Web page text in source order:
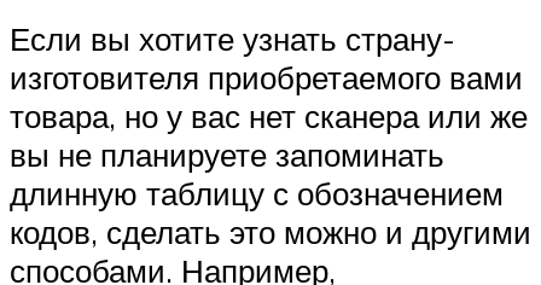
Если вы хотите узнать страну-
изготовителя приобретаемого вами
товара, но у вас нет сканера или же
вы не планируете запоминать
длинную таблицу с обозначением
кодов, сделать это можно и другими
способами. Например,